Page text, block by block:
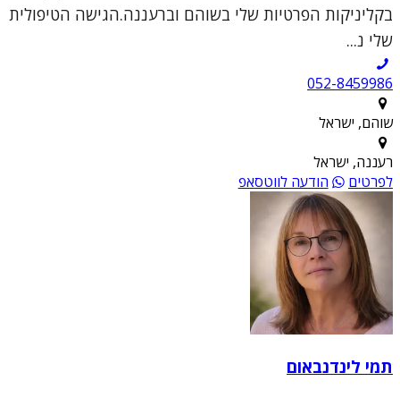
בקליניקות הפרטיות שלי בשוהם וברעננה.הגישה הטיפולית
שלי נ...
052-8459986
שוהם, ישראל
רעננה, ישראל
לפרטים
הודעה לווטסאפ
תמי לינדנבאום